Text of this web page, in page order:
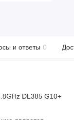
и ответы 0
DL385 G10+